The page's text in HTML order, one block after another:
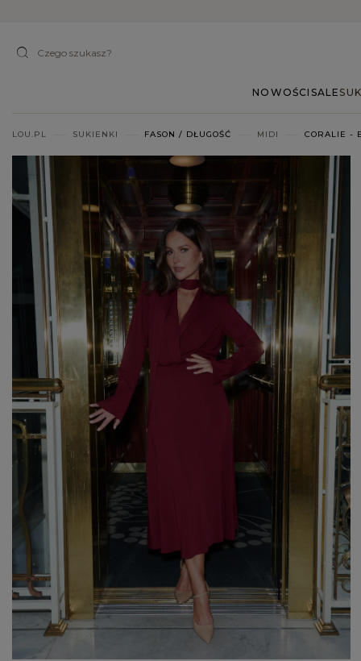
NOWOŚCI SALE
Popularne kategorie
NOWOŚCI NA WESELE BESTSELLERY ZOBACZ
Okazja
KARNAWAŁOWE
IMPREZOWE
LOU.PL SUKIENKI FASON / DŁUGOŚĆ MIDI CORALIE -